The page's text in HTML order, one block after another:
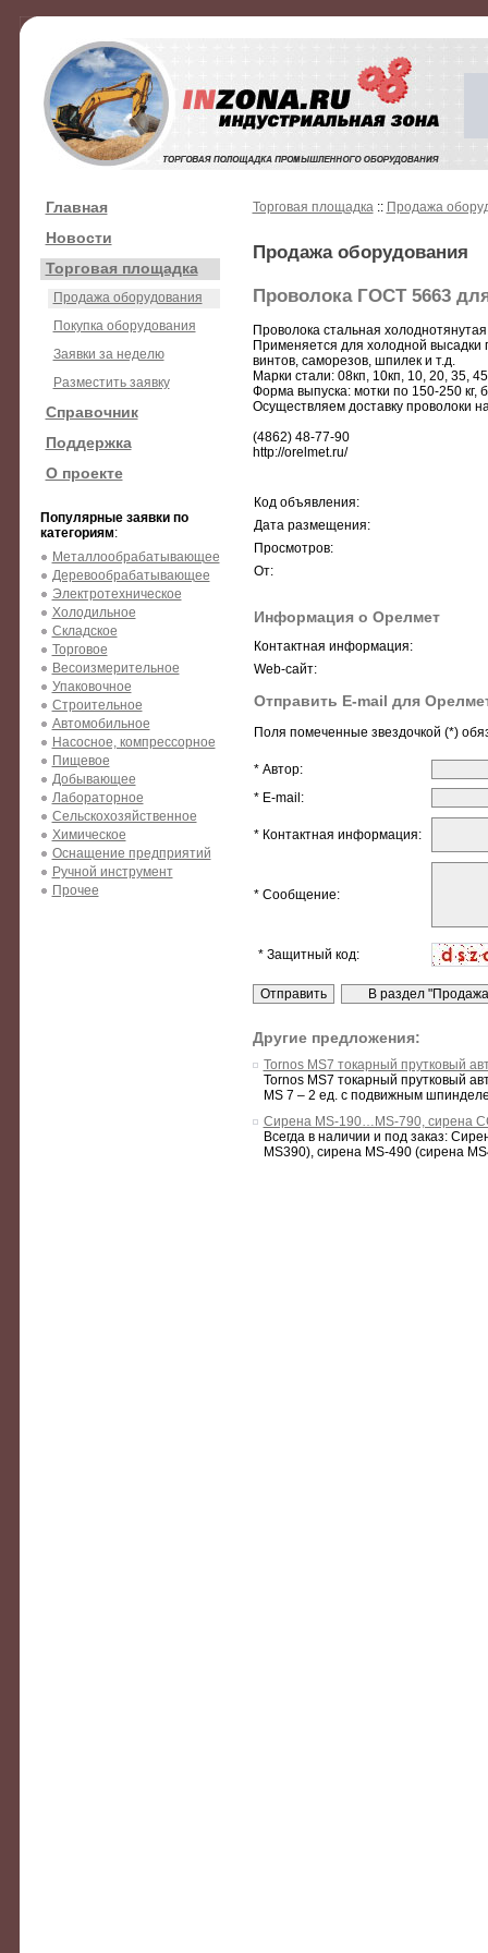
Главная
Новости
Торговая площадка
Продажа оборудования
Покупка оборудования
Заявки за неделю
Разместить заявку
Справочник
Поддержка
О проекте
Популярные заявки по
категориям:
Металлообрабатывающее
Деревообрабатывающее
Электротехническое
Холодильное
Складское
Торговое
Весоизмерительное
Упаковочное
Строительное
Автомобильное
Насосное, компрессорное
Пищевое
Добывающее
Лабораторное
Сельскохозяйственное
Химическое
Оснащение предприятий
Ручной инструмент
Прочее
Торговая площадка:: Продажа
Продажа оборудования
Проволока ГОСТ 5663
Проволока стальная
Применяется для холодной
винтов, саморезов, шпилек и т.д.
Марки стали: 08кп, 10кп, 10, 20, 35,
Форма выпуска: мотки по 150-250 кг,
Осуществляем доставку проволоки
(4862) 48-77-90
http://orelmet.ru/
Код объявления:
Дата размещения:
Просмотров:
От:
Информация о Орелмет
Контактная информация:
Web-сайт:
Отправить E-mail для
Поля помеченные звездочкой (*)
* Автор:
* E-mail:
* Контактная информация:
* Сообщение:
* Защитный код:
Другие предложения:
Tornos MS7 токарный прутковый
Tornos MS7 токарный прутковый
MS 7 – 2 ед. с подвижным
Сирена MS-190…MS-790, сирена
Всегда в наличии и под заказ:
MS390), сирена MS-490 (сирена